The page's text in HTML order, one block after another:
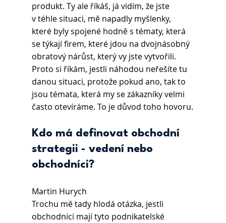
produkt. Ty ale říkáš, já vidím, že jste
v téhle situaci, mě napadly myšlenky,
které byly spojené hodně s tématy, která
se týkají firem, které jdou na dvojnásobný
obratový nárůst, který vy jste vytvořili.
Proto si říkám, jestli náhodou neřešíte tu
danou situaci, protože pokud ano, tak to
jsou témata, která my se zákazníky velmi
často otevíráme. To je důvod toho hovoru.
Kdo má definovat obchodní
strategii - vedení nebo
obchodníci?
Martin Hurych
Trochu mě tady hlodá otázka, jestli
obchodníci mají tyto podnikatelské